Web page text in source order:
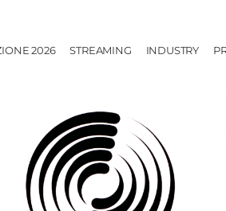
2026 STREAMING INDUSTRY